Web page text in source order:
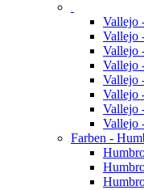
Vallejo
Vallejo
Vallejo
Vallejo
Vallejo
Vallejo
Vallejo
Vallejo
Farben -